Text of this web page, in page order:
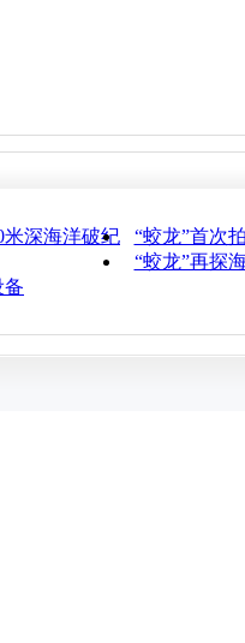
深海洋破纪
“蛟龙”首次
“蛟龙”再探
备